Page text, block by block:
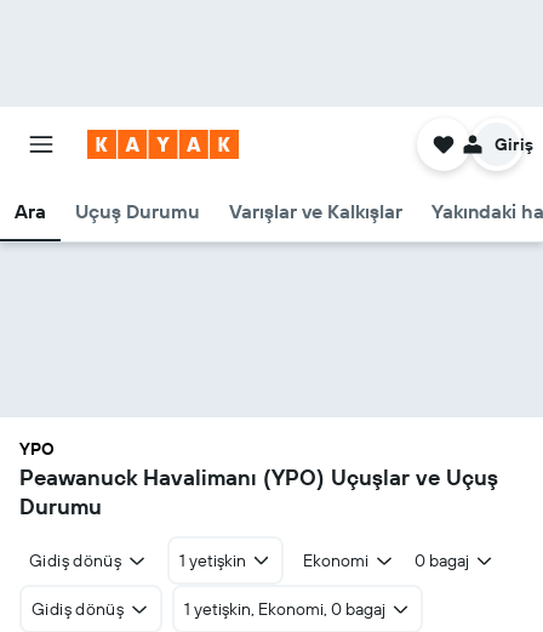
Ara Uçuş Durumu Varışlar ve Kalkışlar Yakındaki
Giriş
YPO
Peawanuck Havalimanı (YPO) Uçuşlar ve Uçuş
Durumu
Gidiş dönüş 1 yetişkin Ekonomi 0 bagaj
Gidiş dönüş 1 yetişkin, Ekonomi, 0 bagaj